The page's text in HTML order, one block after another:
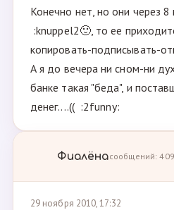
Конечно нет, но они через 8
:knuppel2🙂, то ее
копировать-подписывать-
А я до вечера ни сном-ни
банке такая "беда", и
денег....(( :2funny:
Фиалёнасообщений:
29 ноября 2010, 17:32